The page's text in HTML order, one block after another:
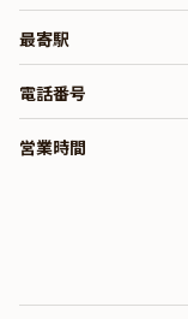
最寄駅
電話番号
営業時間